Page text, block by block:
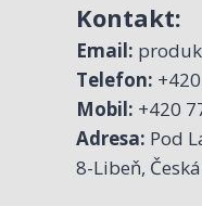
Kontakt:
Email:
Telefon:
Mobil: +420
Adresa: Pod
8-Libeň,